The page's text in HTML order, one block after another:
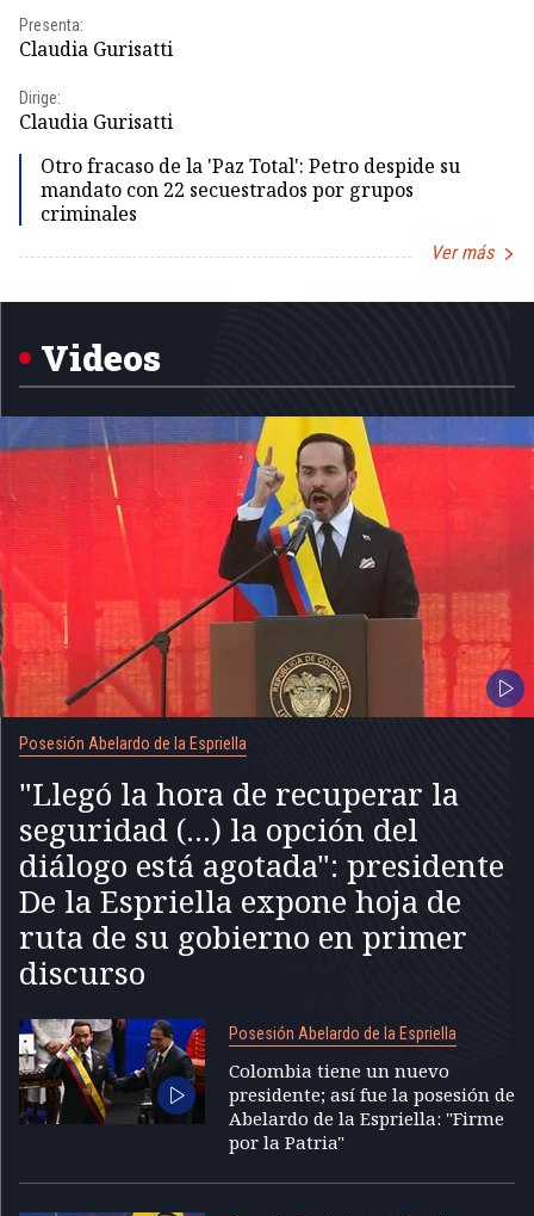
Presenta:
Claudia Gurisatti
Dirige:
Claudia Gurisatti
Otro fracaso de la 'Paz Total': Petro despide su
mandato con 22 secuestrados por grupos
criminales
Ver más
1
Videos
Posesión Abelardo de la Espriella
"Llegó la hora de recuperar la
seguridad (...) la opción del
diálogo está agotada": presidente
De la Espriella expone hoja de
ruta de su gobierno en primer
discurso
Posesión Abelardo de la Espriella
Colombia tiene un nuevo
presidente; así fue la posesión de
Abelardo de la Espriella: "Firme
por la Patria"